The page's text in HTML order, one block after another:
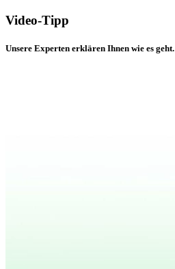
Video-Tipp
Unsere Experten erklären Ihnen wie es geht.